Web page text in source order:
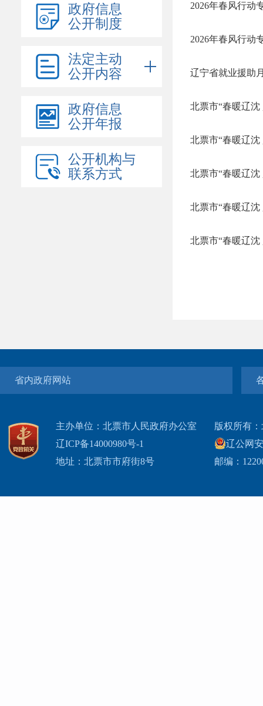
政府信息
公开制度
法定主动
公开内容
政府信息
公开年报
公开机构与
联系方式
2026年春风行动
2026年春风行动
辽宁省就业援助
北票市“春暖辽
北票市“春暖辽
北票市“春暖辽
北票市“春暖辽
北票市“春暖辽
省内政府网站
主办单位：北票市人民政府办公室
辽ICP备14000980号-1
地址：北票市市府街8号
版权所有
辽公网
邮编：